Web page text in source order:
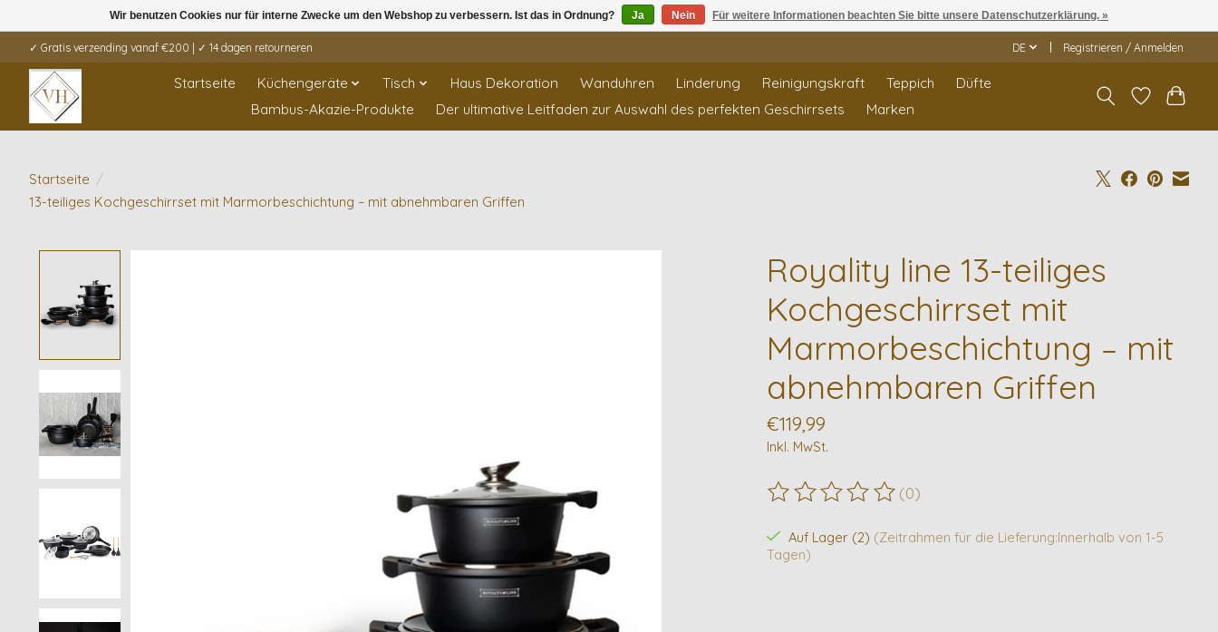
✓ Gratis verzending vanaf €200 | ✓ 14 dagen retourneren DE Registrieren / Anmelden
Startseite Küchengeräte Tisch Haus Dekoration Wanduhren Linderung Reinigungskraft Teppich
Düfte
Bambus-Akazie-Produkte
Der ultimative Leitfaden zur Auswahl des perfekten Geschirrsets Marken
Startseite /
13-teiliges Kochgeschirrset mit Marmorbeschichtung – mit abnehmbaren Griffen
Royality line 13-teiliges
Kochgeschirrset mit
Marmorbeschichtung – mit
abnehmbaren Griffen
€119,99
Inkl. MwSt.
Die Bewertung dieses Produkts ist
(0)
Auf Lager (2) (Zeitrahmen für die Lieferung:Innerhalb von 1-5
Tagen)
Wir benutzen Cookies nur für interne Zwecke um den Webshop zu verbessern. Ist das in Ordnung? Ja Nein Für weitere Informationen beachten Sie bitte unsere Datenschutzerklärung. »